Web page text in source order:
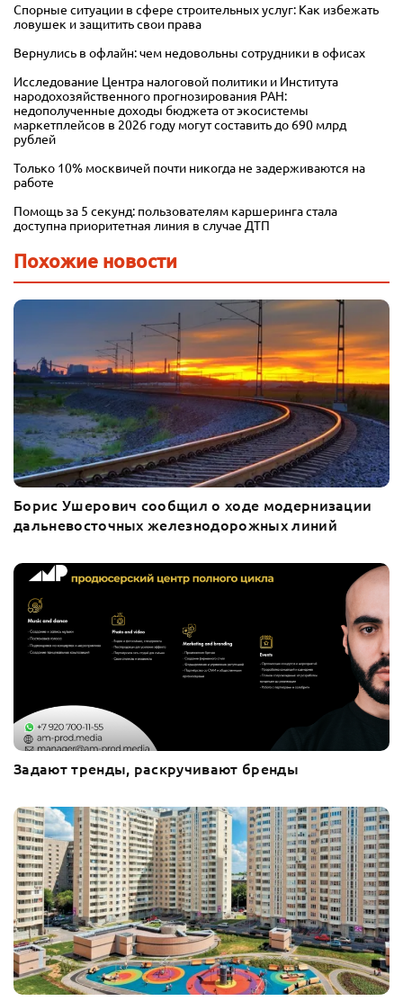
Спорные ситуации в сфере строительных услуг: Как избежать
ловушек и защитить свои права
Вернулись в офлайн: чем недовольны сотрудники в офисах
Исследование Центра налоговой политики и Института
народохозяйственного прогнозирования РАН:
недополученные доходы бюджета от экосистемы
маркетплейсов в 2026 году могут составить до 690 млрд
рублей
Только 10% москвичей почти никогда не задерживаются на
работе
Помощь за 5 секунд: пользователям каршеринга стала
доступна приоритетная линия в случае ДТП
Похожие новости
Борис Ушерович сообщил о ходе модернизации
дальневосточных железнодорожных линий
Задают тренды, раскручивают бренды